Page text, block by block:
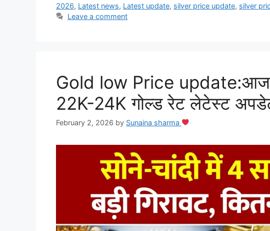
2026, Latest news, Latest update, silver price update, silver
Leave a comment
Gold low Price update:आज
22K-24K गोल्ड रेट लेटेस्ट
February 2, 2026 by Sunaina sharma